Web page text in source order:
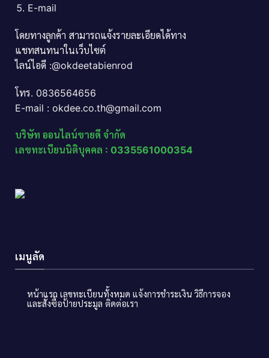
E-mail
โดยทางลูกค้า สามารถแจ้งรายละเอียดได้ทาง
แชทสนทนาในเว็บไซต์
ไลน์ไอดี :@okdeetabienrod
โทร. 0836564656
E-mail : okdee.co.th@gmail.com
บริษัท ออนไลน์ขายดี จำกัด
เลขทะเบียนนิติบุคคล : 0335561000354
เมนูลัด
หน้าแรก เลขทะเบียนทั้งหมด แจ้งการชำระเงิน วิธีการจอง
และสั่งซื้อป้ายประมูล ติดต่อเรา